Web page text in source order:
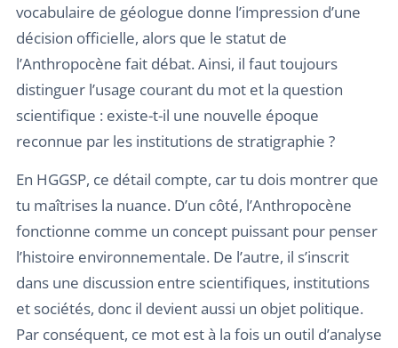
vocabulaire de géologue donne l’impression d’une
décision officielle, alors que le statut de
l’Anthropocène fait débat. Ainsi, il faut toujours
distinguer l’usage courant du mot et la question
scientifique : existe-t-il une nouvelle époque
reconnue par les institutions de stratigraphie ?
En HGGSP, ce détail compte, car tu dois montrer que
tu maîtrises la nuance. D’un côté, l’Anthropocène
fonctionne comme un concept puissant pour penser
l’histoire environnementale. De l’autre, il s’inscrit
dans une discussion entre scientifiques, institutions
et sociétés, donc il devient aussi un objet politique.
Par conséquent, ce mot est à la fois un outil d’analyse